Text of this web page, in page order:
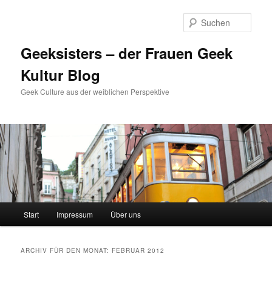
Geeksisters – der Frauen Geek
Kultur Blog
Geek Culture aus der weiblichen Perspektive
Start Impressum Über uns
ARCHIV FÜR DEN MONAT: FEBRUAR 2012